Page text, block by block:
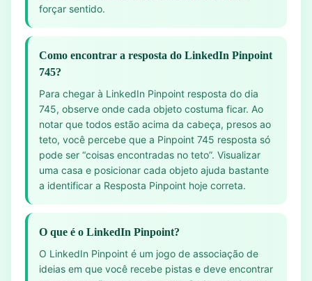
forçar sentido.
Como encontrar a resposta do LinkedIn Pinpoint
745?
Para chegar à LinkedIn Pinpoint resposta do dia
745, observe onde cada objeto costuma ficar. Ao
notar que todos estão acima da cabeça, presos ao
teto, você percebe que a Pinpoint 745 resposta só
pode ser “coisas encontradas no teto”. Visualizar
uma casa e posicionar cada objeto ajuda bastante
a identificar a Resposta Pinpoint hoje correta.
O que é o LinkedIn Pinpoint?
O LinkedIn Pinpoint é um jogo de associação de
ideias em que você recebe pistas e deve encontrar